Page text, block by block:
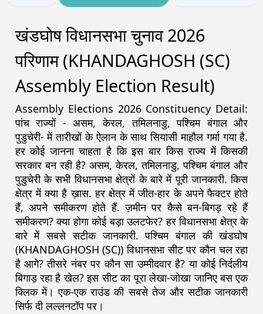
खंडघोष विधानसभा चुनाव 2026
परिणाम (KHANDAGHOSH (SC)
Assembly Election Result)
Assembly Elections 2026 Constituency Detail:
पांच राज्यों - असम, केरल, तमिलनाडु, पश्चिम बंगाल और
पुडुचेरी- में तारीखों के ऐलान के साथ सियासी माहौल गर्मा गया है.
हर कोई जानना चाहता है कि इस बार किस राज्य में किसकी
सरकार बन रही है? असम, केरल, तमिलनाडु, पश्चिम बंगाल और
पुडुचेरी के सभी विधानसभा क्षेत्रों के बारे में पूरी जानकारी. किस
क्षेत्र में क्या है ख़ास. हर क्षेत्र में जीत-हार के अपने फैक्टर होते
हैं, अपने समीकरण होते हैं. ज़मीन पर कैसे बन-बिगड़ रहे हैं
समीकरण? क्या होगा कोई बड़ा उलटफेर? हर विधानसभा क्षेत्र के
बारे में सबसे सटीक जानकारी. पश्चिम बंगाल की खंडघोष
(KHANDAGHOSH (SC)) विधानसभा सीट पर कौन चल रहा
है आगे? तीसरे नंबर पर कौन सा उम्मीदवार है? या कोई निर्दलीय
बिगाड़ रहा है खेल? इस सीट का पूरा लेखा-जोखा जानिए बस एक
क्लिक में। एक-एक राउंड की सबसे तेज और सटीक जानकारी
सिर्फ दी लल्लनटॉप पर।